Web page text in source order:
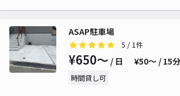
ASAP駐車場
5 / 1件
¥650〜 / 日 ¥50〜 / 15分
時間貸し可